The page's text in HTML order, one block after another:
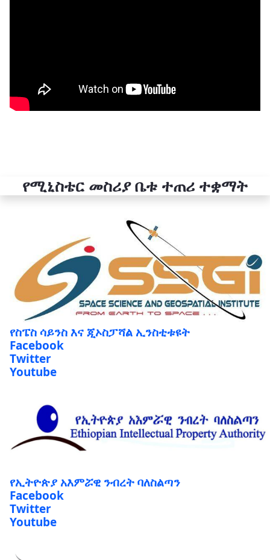
የሚኒስቴር መስሪያ ቤቱ ተጠሪ ተቋማት
የስፔስ ሳይንስ እና ጂኦስፓሻል ኢንስቲቱዩት
Facebook
Twitter
Youtube
የኢትዮጵያ አእምሯዊ ንብረት ባለስልጣን
Facebook
Twitter
Youtube